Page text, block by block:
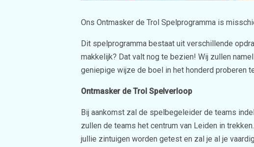
Ons Ontmasker de Trol Spelprogramma is
Dit spelprogramma bestaat uit verschillende
makkelijk? Dat valt nog te bezien! Wij zullen
geniepige wijze de boel in het honderd proberen
Ontmasker de Trol Spelverloop
Bij aankomst zal de spelbegeleider de teams
zullen de teams het centrum van Leiden in
jullie zintuigen worden getest en zal je al je